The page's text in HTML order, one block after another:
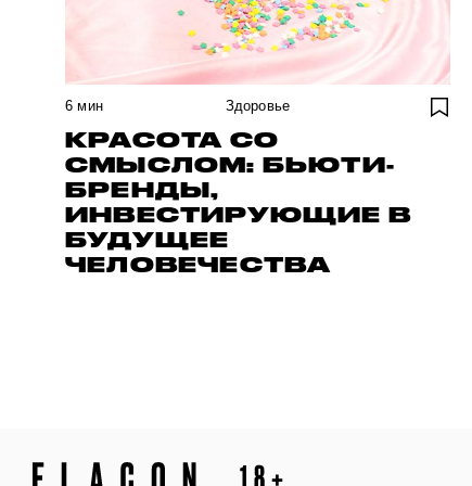
6 мин Здоровье
КРАСОТА СО
СМЫСЛОМ: БЬЮТИ-
БРЕНДЫ,
ИНВЕСТИРУЮЩИЕ В
БУДУЩЕЕ
ЧЕЛОВЕЧЕСТВА